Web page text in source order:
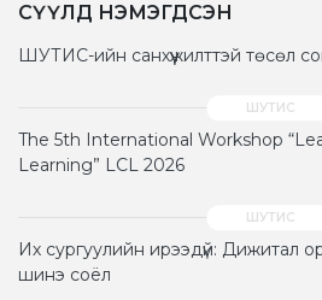
СҮҮЛД НЭМЭГДСЭН
ШУТИС-ийн санхүүжилттэй төсөл
The 5th International Workshop
Learning” LCL 2026
Их сургуулийн ирээдүй: Дижитал
шинэ соёл